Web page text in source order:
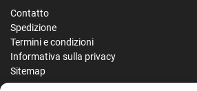
Contatto
Spedizione
Termini e condizioni
Informativa sulla privacy
Sitemap